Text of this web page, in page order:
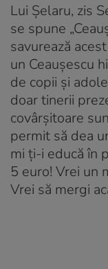
Lui Șelaru, zis
se spune
savurează
un Ceaușescu
de copii și
doar tinerii
covârșitoare
permit să dea
mi ți-i educă în
5 euro! Vrei un
Vrei să mergi